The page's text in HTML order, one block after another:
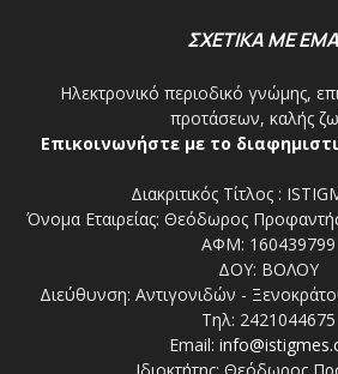
ΣΧΕΤΙΚΑ ΜΕ
Ηλεκτρονικό περιοδικό γνώμης,
προτάσεων, καλής
Επικοινωνήστε με το
Διακριτικός Τίτλος :
Όνομα Εταιρείας: Θεόδωρος
ΑΦΜ: 160439799
ΔΟΥ: ΒΟΛΟΥ
Διεύθυνση: Αντιγονιδών -
Τηλ: 2421044675
Email: